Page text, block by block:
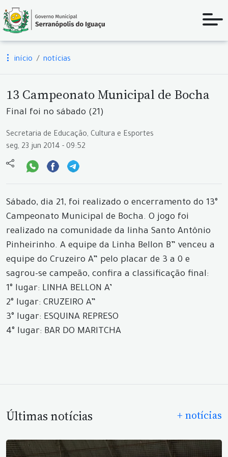
início notícias
13 Campeonato Municipal de Bocha
Final foi no sábado (21)
Secretaria de Educação, Cultura e Esportes
seg, 23 jun 2014 - 09:52
Sábado, dia 21, foi realizado o encerramento do 13°
Campeonato Municipal de Bocha. O jogo foi
realizado na comunidade da linha Santo Antônio
Pinheirinho. A equipe da Linha Bellon B” venceu a
equipe do Cruzeiro A” pelo placar de 3 a 0 e
sagrou-se campeão, confira a classificação final:
1° lugar: LINHA BELLON A’
2° lugar: CRUZEIRO A”
3° lugar: ESQUINA REPRESO
4° lugar: BAR DO MARITCHA
Últimas notícias + notícias